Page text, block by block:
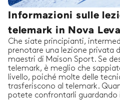
Informazioni sulle
telemark in Nova
Che siate principianti,
prenotare una lezione privata
maestri di Maison Sport. Se
telemark, è meglio che
livello, poiché molte delle
trasferiscono al telemark.
potete confrontarli guardando